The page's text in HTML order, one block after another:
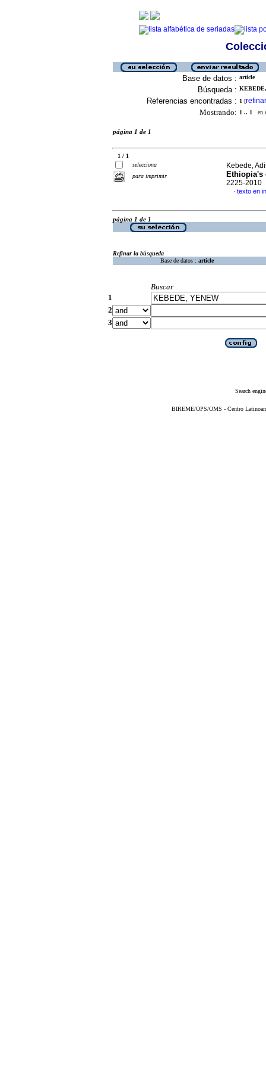
Base de datos : article
Búsqueda :
Referencias encontradas : 1 [refinar
Mostrando: 1 .. 1 en
página 1 de 1
1 / 1
selecciona
para imprimir
Kebede,
Ethiopia's
2225-2010
· texto en
página 1 de 1
Refinar la búsqueda
Base de datos : article
Buscar
1
2
3
Search
BIREME/OPS/OMS - Centro